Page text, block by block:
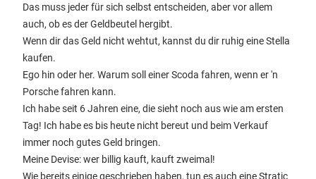
Das muss jeder für sich selbst entscheiden, aber vor allem
auch, ob es der Geldbeutel hergibt.
Wenn dir das Geld nicht wehtut, kannst du dir ruhig eine Stella
kaufen.
Ego hin oder her. Warum soll einer Scoda fahren, wenn er 'n
Porsche fahren kann.
Ich habe seit 6 Jahren eine, die sieht noch aus wie am ersten
Tag! Ich habe es bis heute nicht bereut und beim Verkauf
immer noch gutes Geld bringen.
Meine Devise: wer billig kauft, kauft zweimal!
Wie bereits einige geschrieben haben, tun es auch eine Stratic